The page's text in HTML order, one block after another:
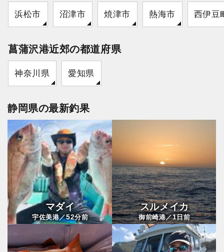
浜松市 沼津市 焼津市 熱海市 西伊豆
菖蒲沢港近郊の都道府県
神奈川県 愛知県
静岡県の最新釣果
マダイ
宇佐美港／52分前
スルメイカ
御前崎港／1日前